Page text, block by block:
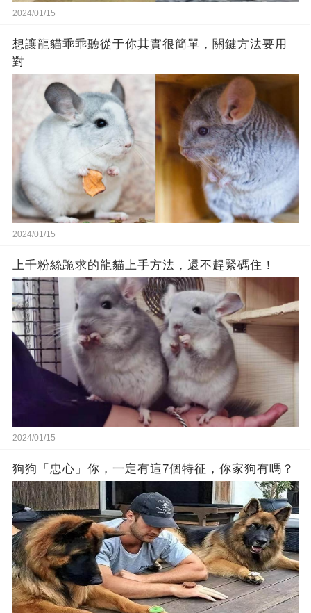
2024/01/15
想讓龍貓乖乖聽從于你其實很簡單，關鍵方法要用
對
2024/01/15
上千粉絲跪求的龍貓上手方法，還不趕緊碼住！
2024/01/15
狗狗「忠心」你，一定有這7個特征，你家狗有嗎？